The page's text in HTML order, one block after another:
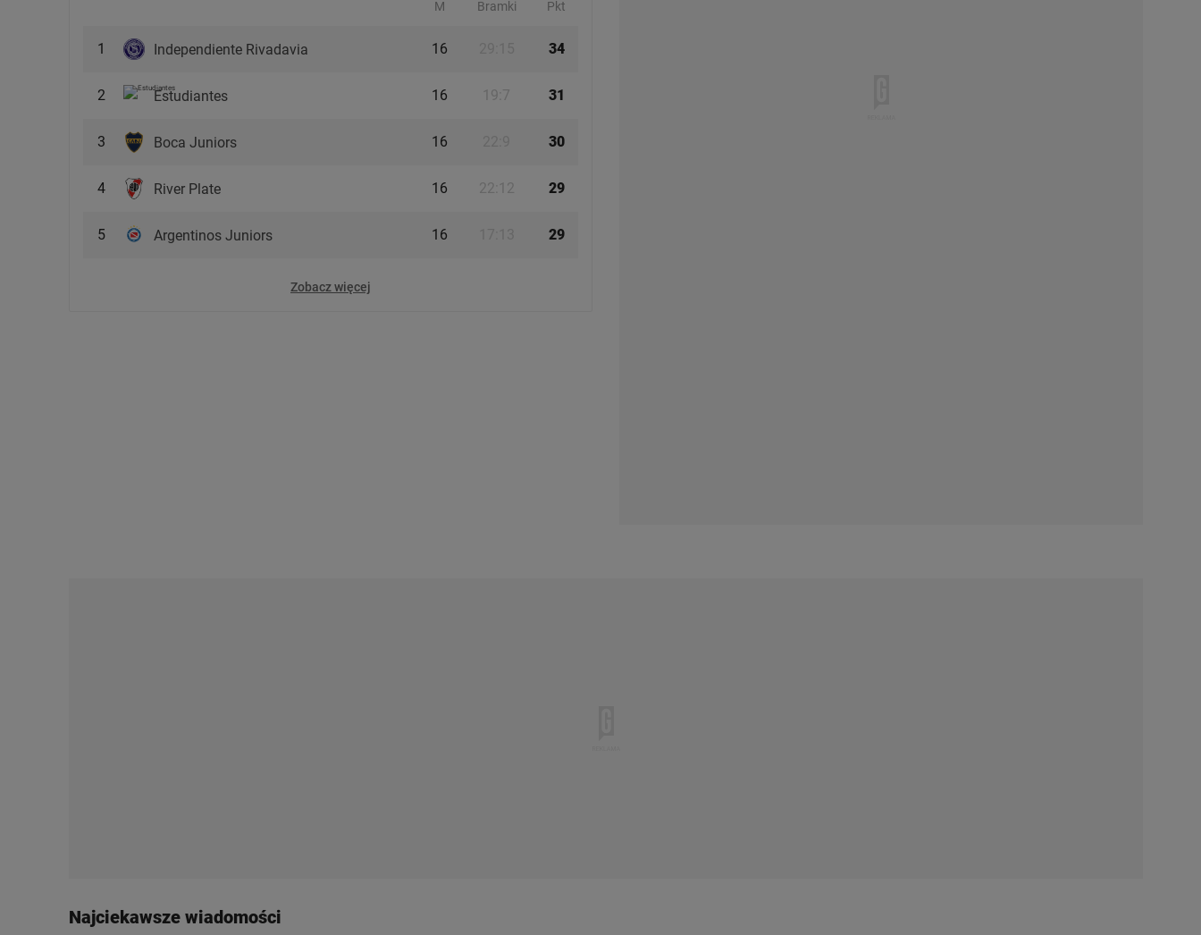
M Bramki Pkt
1 Independiente Rivadavia 16 34
2 Estudiantes 16 19:7 31
3 Boca Juniors 16 30
4 River Plate 16 22:12 29
5 Argentinos Juniors 16 29
Zobacz więcej
Najciekawsze wiadomości